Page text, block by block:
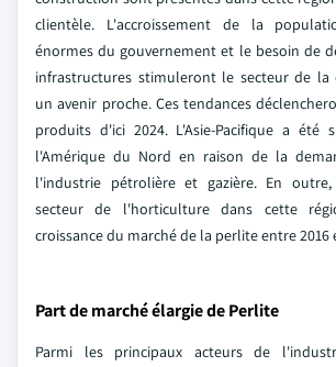
clientèle. L'accroissement de la
énormes du gouvernement et le besoin de
infrastructures stimuleront le secteur de la
un avenir proche. Ces tendances
produits d'ici 2024. L'Asie-Pacifique a été
l'Amérique du Nord en raison de la
l'industrie pétrolière et gazière. En
secteur de l'horticulture dans cette
croissance du marché de la perlite entre 2016
Part de marché élargie de Perlite
Parmi les principaux acteurs de